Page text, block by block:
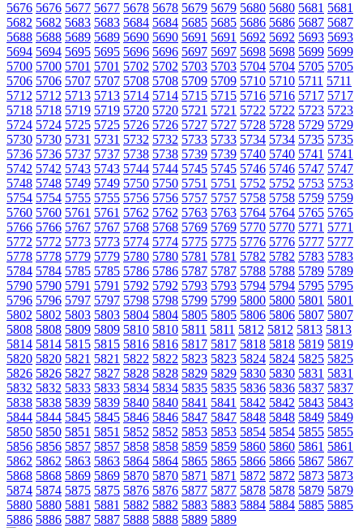
5676 5676 5677 5677 5678 5678 5679 5679 5680 5680 5681 5681
5682 5682 5683 5683 5684 5684 5685 5685 5686 5686 5687 5687
5688 5688 5689 5689 5690 5690 5691 5691 5692 5692 5693 5693
5694 5694 5695 5695 5696 5696 5697 5697 5698 5698 5699 5699
5700 5700 5701 5701 5702 5702 5703 5703 5704 5704 5705 5705
5706 5706 5707 5707 5708 5708 5709 5709 5710 5710 5711 5711
5712 5712 5713 5713 5714 5714 5715 5715 5716 5716 5717 5717
5718 5718 5719 5719 5720 5720 5721 5721 5722 5722 5723 5723
5724 5724 5725 5725 5726 5726 5727 5727 5728 5728 5729 5729
5730 5730 5731 5731 5732 5732 5733 5733 5734 5734 5735 5735
5736 5736 5737 5737 5738 5738 5739 5739 5740 5740 5741 5741
5742 5742 5743 5743 5744 5744 5745 5745 5746 5746 5747 5747
5748 5748 5749 5749 5750 5750 5751 5751 5752 5752 5753 5753
5754 5754 5755 5755 5756 5756 5757 5757 5758 5758 5759 5759
5760 5760 5761 5761 5762 5762 5763 5763 5764 5764 5765 5765
5766 5766 5767 5767 5768 5768 5769 5769 5770 5770 5771 5771
5772 5772 5773 5773 5774 5774 5775 5775 5776 5776 5777 5777
5778 5778 5779 5779 5780 5780 5781 5781 5782 5782 5783 5783
5784 5784 5785 5785 5786 5786 5787 5787 5788 5788 5789 5789
5790 5790 5791 5791 5792 5792 5793 5793 5794 5794 5795 5795
5796 5796 5797 5797 5798 5798 5799 5799 5800 5800 5801 5801
5802 5802 5803 5803 5804 5804 5805 5805 5806 5806 5807 5807
5808 5808 5809 5809 5810 5810 5811 5811 5812 5812 5813 5813
5814 5814 5815 5815 5816 5816 5817 5817 5818 5818 5819 5819
5820 5820 5821 5821 5822 5822 5823 5823 5824 5824 5825 5825
5826 5826 5827 5827 5828 5828 5829 5829 5830 5830 5831 5831
5832 5832 5833 5833 5834 5834 5835 5835 5836 5836 5837 5837
5838 5838 5839 5839 5840 5840 5841 5841 5842 5842 5843 5843
5844 5844 5845 5845 5846 5846 5847 5847 5848 5848 5849 5849
5850 5850 5851 5851 5852 5852 5853 5853 5854 5854 5855 5855
5856 5856 5857 5857 5858 5858 5859 5859 5860 5860 5861 5861
5862 5862 5863 5863 5864 5864 5865 5865 5866 5866 5867 5867
5868 5868 5869 5869 5870 5870 5871 5871 5872 5872 5873 5873
5874 5874 5875 5875 5876 5876 5877 5877 5878 5878 5879 5879
5880 5880 5881 5881 5882 5882 5883 5883 5884 5884 5885 5885
5886 5886 5887 5887 5888 5888 5889 5889